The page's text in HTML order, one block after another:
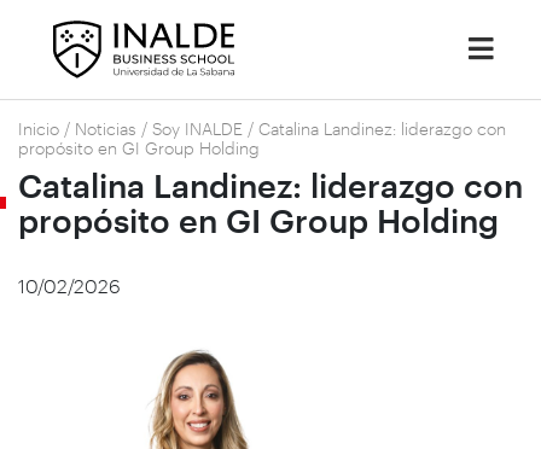
Inicio / Noticias / Soy INALDE / Catalina Landinez: liderazgo con
propósito en GI Group Holding
Catalina Landinez: liderazgo con
propósito en GI Group Holding
10/02/2026